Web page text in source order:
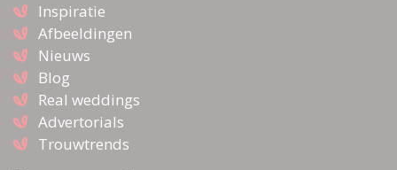
Inspiratie
Afbeeldingen
Nieuws
Blog
Real weddings
Advertorials
Trouwtrends